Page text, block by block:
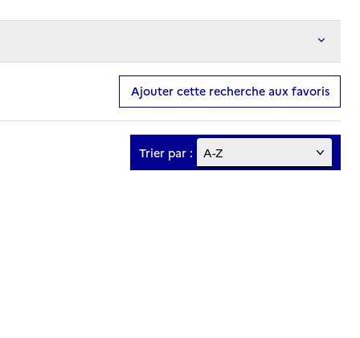
Ajouter cette recherche aux favoris
Trier par :